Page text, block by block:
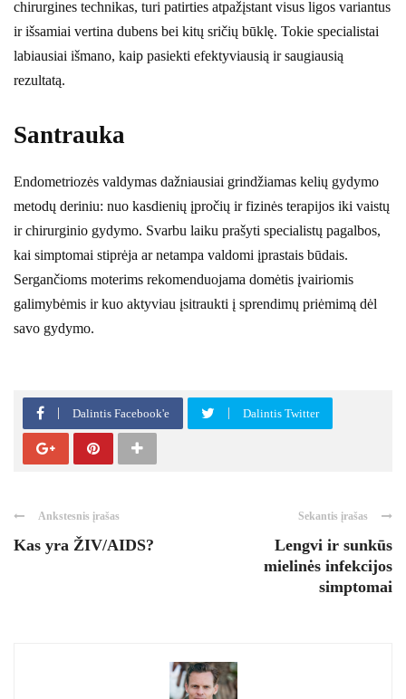
chirurgines technikas, turi patirties atpažįstant visus ligos variantus
ir išsamiai vertina dubens bei kitų sričių būklę. Tokie specialistai
labiausiai išmano, kaip pasiekti efektyviausią ir saugiausią
rezultatą.
Santrauka
Endometriozės valdymas dažniausiai grindžiamas kelių gydymo
metodų deriniu: nuo kasdienių įpročių ir fizinės terapijos iki vaistų
ir chirurginio gydymo. Svarbu laiku prašyti specialistų pagalbos,
kai simptomai stiprėja ar netampa valdomi įprastais būdais.
Sergančioms moterims rekomenduojama domėtis įvairiomis
galimybėmis ir kuo aktyviau įsitraukti į sprendimų priėmimą dėl
savo gydymo.
Dalintis Facebook'e Dalintis Twitter
Ankstesnis įrašas
Kas yra ŽIV/AIDS?
Sekantis įrašas
Lengvi ir sunkūs
mielinės infekcijos
simptomai